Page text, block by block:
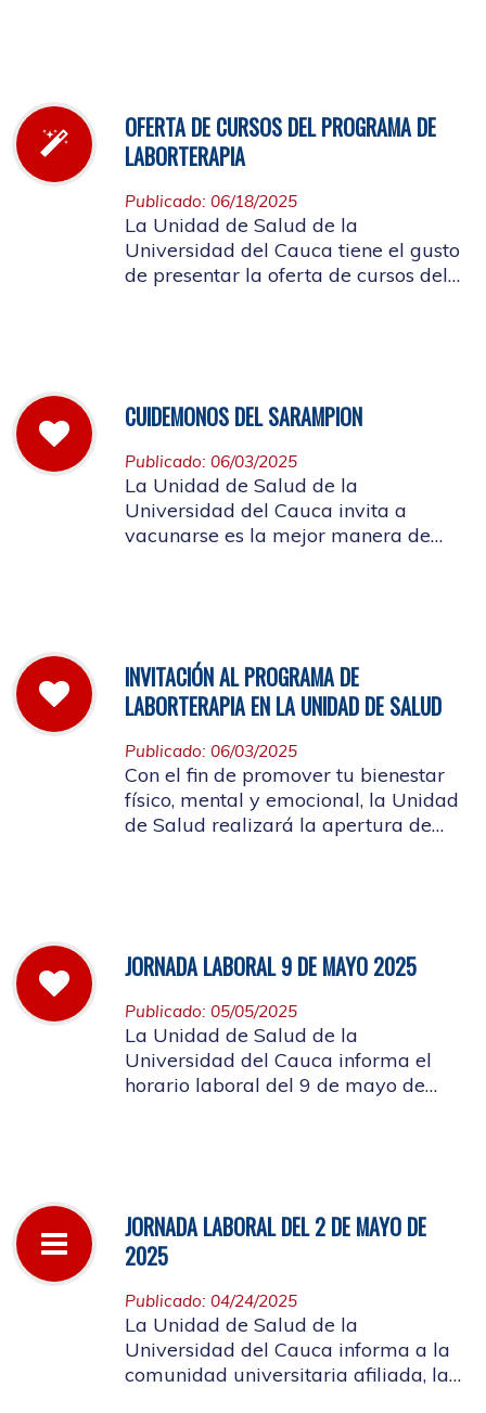
OFERTA DE CURSOS DEL PROGRAMA DE
LABORTERAPIA
Publicado: 06/18/2025
La Unidad de Salud de la
Universidad del Cauca tiene el gusto
de presentar la oferta de cursos del
CUIDEMONOS DEL SARAMPION
Publicado: 06/03/2025
La Unidad de Salud de la
Universidad del Cauca invita a
vacunarse es la mejor manera de
INVITACIÓN AL PROGRAMA DE
LABORTERAPIA EN LA UNIDAD DE SALUD
Publicado: 06/03/2025
Con el fin de promover tu bienestar
físico, mental y emocional, la Unidad
de Salud realizará la apertura de
JORNADA LABORAL 9 DE MAYO 2025
Publicado: 05/05/2025
La Unidad de Salud de la
Universidad del Cauca informa el
horario laboral del 9 de mayo de
JORNADA LABORAL DEL 2 DE MAYO DE
2025
Publicado: 04/24/2025
La Unidad de Salud de la
Universidad del Cauca informa a la
comunidad universitaria afiliada, la